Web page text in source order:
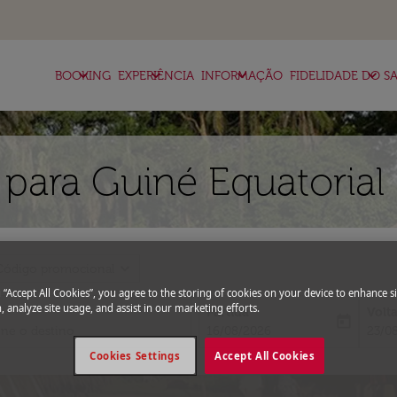
BOOKING
keyboard_arrow_down EXPERIÊNCIA
keyboard_arrow_down INFORMAÇÃO
keyboard_arrow_down FIDELIDADE DO
keyboard_arrow_down
Guiné Equatorial
Partida
fc-
“Accept All Cookies”, you agree to the storing of cookies on your device to enhance
analyze site usage, and assist in our marketing efforts.
Accept All Cookies
Cookies Settings